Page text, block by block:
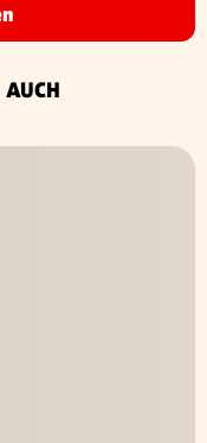
AUCH